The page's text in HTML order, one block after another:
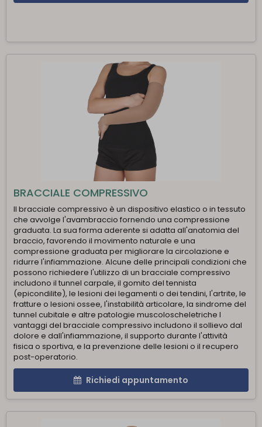
BRACCIALE COMPRESSIVO
Il bracciale compressivo è un dispositivo elastico o in tessuto
che avvolge l'avambraccio fornendo una compressione
graduata. La sua forma aderente si adatta all'anatomia del
braccio, favorendo il movimento naturale e una
compressione graduata per migliorare la circolazione e
ridurre l'infiammazione. Alcune delle principali condizioni che
possono richiedere l'utilizzo di un bracciale compressivo
includono il tunnel carpale, il gomito del tennista
(epicondilite), le lesioni dei legamenti o dei tendini, l'artrite, le
fratture o lesioni ossee, l'instabilità articolare, la sindrome del
tunnel cubitale e altre patologie muscoloscheletriche I
vantaggi del bracciale compressivo includono il sollievo dal
dolore e dall'infiammazione, il supporto durante l'attività
fisica o sportiva, e la prevenzione delle lesioni o il recupero
post-operatorio.
Richiedi appuntamento